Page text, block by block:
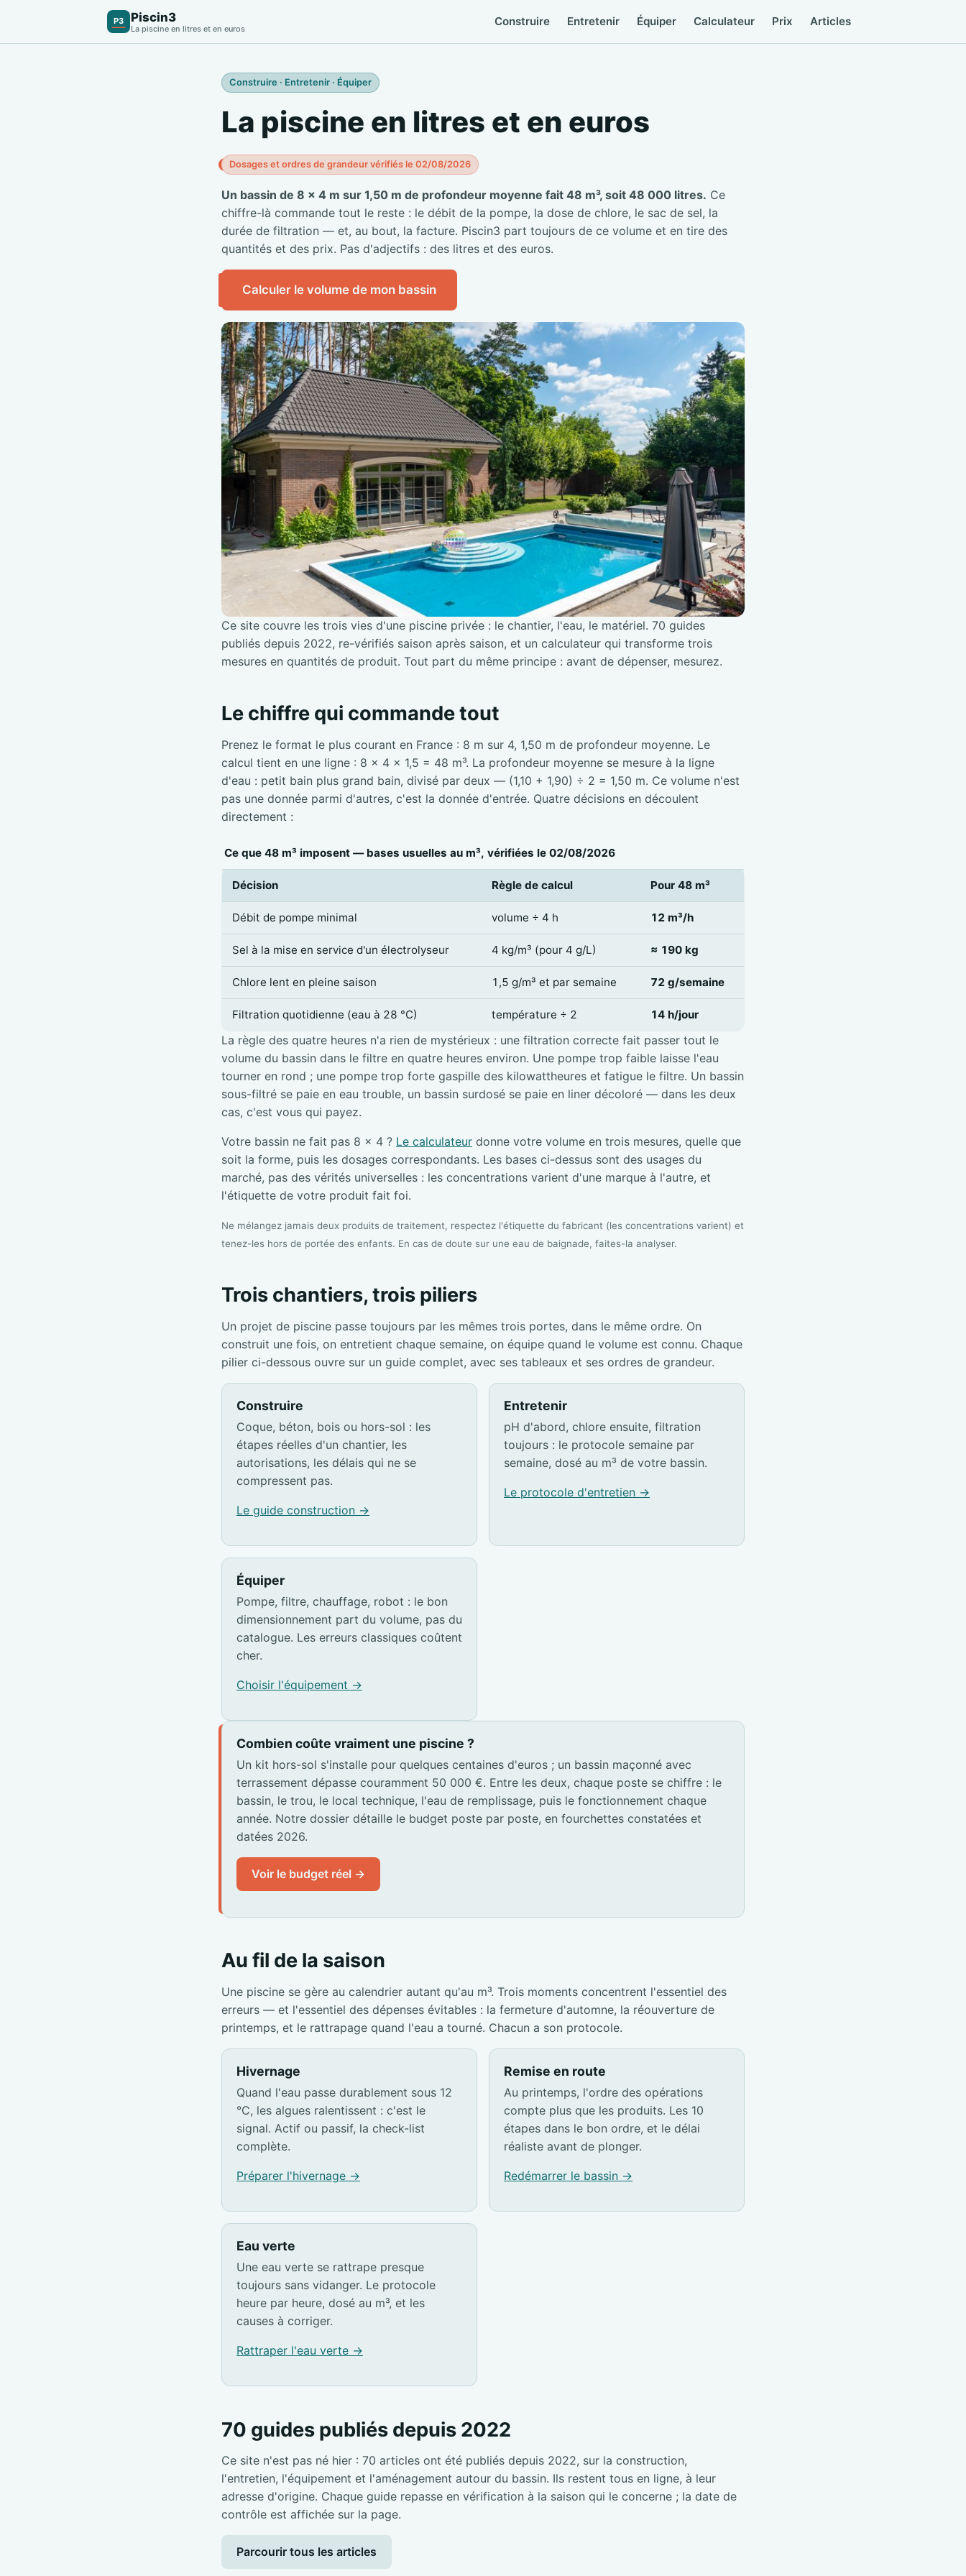
P3 Piscin3
La piscine en litres et en euros
Construire Entretenir Équiper Calculateur Prix Articles
Construire · Entretenir · Équiper
La piscine en litres et en euros
Dosages et ordres de grandeur vérifiés le 02/08/2026
Un bassin de 8 × 4 m sur 1,50 m de profondeur moyenne fait 48 m³, soit 48 000 litres. Ce
chiffre-là commande tout le reste : le débit de la pompe, la dose de chlore, le sac de sel, la
durée de filtration — et, au bout, la facture. Piscin3 part toujours de ce volume et en tire des
quantités et des prix. Pas d'adjectifs : des litres et des euros.
Calculer le volume de mon bassin
Ce site couvre les trois vies d'une piscine privée : le chantier, l'eau, le matériel. 70 guides
publiés depuis 2022, re-vérifiés saison après saison, et un calculateur qui transforme trois
mesures en quantités de produit. Tout part du même principe : avant de dépenser, mesurez.
Le chiffre qui commande tout
Prenez le format le plus courant en France : 8 m sur 4, 1,50 m de profondeur moyenne. Le
calcul tient en une ligne : 8 × 4 × 1,5 = 48 m³. La profondeur moyenne se mesure à la ligne
d'eau : petit bain plus grand bain, divisé par deux — (1,10 + 1,90) ÷ 2 = 1,50 m. Ce volume n'est
pas une donnée parmi d'autres, c'est la donnée d'entrée. Quatre décisions en découlent
directement :
Ce que 48 m³ imposent — bases usuelles au m³, vérifiées le 02/08/2026
Décision Règle de calcul Pour 48 m³
Débit de pompe minimal volume ÷ 4 h 12 m³/h
Sel à la mise en service d'un électrolyseur 4 kg/m³ (pour 4 g/L) ≈ 190 kg
Chlore lent en pleine saison 1,5 g/m³ et par semaine 72 g/semaine
Filtration quotidienne (eau à 28 °C) température ÷ 2 14 h/jour
La règle des quatre heures n'a rien de mystérieux : une filtration correcte fait passer tout le
volume du bassin dans le filtre en quatre heures environ. Une pompe trop faible laisse l'eau
tourner en rond ; une pompe trop forte gaspille des kilowattheures et fatigue le filtre. Un bassin
sous-filtré se paie en eau trouble, un bassin surdosé se paie en liner décoloré — dans les deux
cas, c'est vous qui payez.
Votre bassin ne fait pas 8 × 4 ? Le calculateur donne votre volume en trois mesures, quelle que
soit la forme, puis les dosages correspondants. Les bases ci-dessus sont des usages du
marché, pas des vérités universelles : les concentrations varient d'une marque à l'autre, et
l'étiquette de votre produit fait foi.
Ne mélangez jamais deux produits de traitement, respectez l'étiquette du fabricant (les concentrations varient) et
tenez-les hors de portée des enfants. En cas de doute sur une eau de baignade, faites-la analyser.
Trois chantiers, trois piliers
Un projet de piscine passe toujours par les mêmes trois portes, dans le même ordre. On
construit une fois, on entretient chaque semaine, on équipe quand le volume est connu. Chaque
pilier ci-dessous ouvre sur un guide complet, avec ses tableaux et ses ordres de grandeur.
Construire
Coque, béton, bois ou hors-sol : les
étapes réelles d'un chantier, les
autorisations, les délais qui ne se
compressent pas.
Le guide construction →
Entretenir
pH d'abord, chlore ensuite, filtration
toujours : le protocole semaine par
semaine, dosé au m³ de votre bassin.
Le protocole d'entretien →
Équiper
Pompe, filtre, chauffage, robot : le bon
dimensionnement part du volume, pas du
catalogue. Les erreurs classiques coûtent
cher.
Choisir l'équipement →
Combien coûte vraiment une piscine ?
Un kit hors-sol s'installe pour quelques centaines d'euros ; un bassin maçonné avec
terrassement dépasse couramment 50 000 €. Entre les deux, chaque poste se chiffre : le
bassin, le trou, le local technique, l'eau de remplissage, puis le fonctionnement chaque
année. Notre dossier détaille le budget poste par poste, en fourchettes constatées et
datées 2026.
Voir le budget réel →
Au fil de la saison
Une piscine se gère au calendrier autant qu'au m³. Trois moments concentrent l'essentiel des
erreurs — et l'essentiel des dépenses évitables : la fermeture d'automne, la réouverture de
printemps, et le rattrapage quand l'eau a tourné. Chacun a son protocole.
Hivernage
Quand l'eau passe durablement sous 12
°C, les algues ralentissent : c'est le
signal. Actif ou passif, la check-list
complète.
Préparer l'hivernage →
Remise en route
Au printemps, l'ordre des opérations
compte plus que les produits. Les 10
étapes dans le bon ordre, et le délai
réaliste avant de plonger.
Redémarrer le bassin →
Eau verte
Une eau verte se rattrape presque
toujours sans vidanger. Le protocole
heure par heure, dosé au m³, et les
causes à corriger.
Rattraper l'eau verte →
70 guides publiés depuis 2022
Ce site n'est pas né hier : 70 articles ont été publiés depuis 2022, sur la construction,
l'entretien, l'équipement et l'aménagement autour du bassin. Ils restent tous en ligne, à leur
adresse d'origine. Chaque guide repasse en vérification à la saison qui le concerne ; la date de
contrôle est affichée sur la page.
Parcourir tous les articles